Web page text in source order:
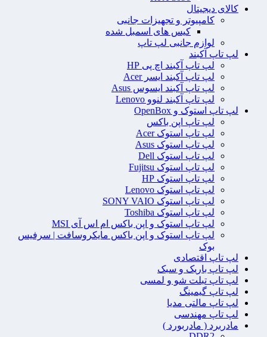
کالای دیجیتال
کامپیوتر و تجهیزات جانبی
کیس های اسمبل شده
لوازم جانبی لپ تاپ
لپ تاپ آکبند
لپ تاپ آکبند اچ پی HP
لپ تاپ آکبند ایسر Acer
لپ تاپ آکبند ایسوس Asus
لپ تاپ آکبند لنوو Lenovo
لپ تاپ استوک و OpenBox
لپ تاپ اپن باکس
لپ تاپ استوک Acer
لپ تاپ استوک Asus
لپ تاپ استوک Dell
لپ تاپ استوک Fujitsu
لپ تاپ استوک HP
لپ تاپ استوک Lenovo
لپ تاپ استوک SONY VAIO
لپ تاپ استوک Toshiba
لپ تاپ استوک و اپن باکس ام اس آی MSI
لپ تاپ استوک و اپن باکس مایکروسافت | سرفیس
بوک
لپ تاپ اقتصادی
لپ تاپ باریک و سبک
لپ تاپ تبلت شو و لمسی
لپ تاپ گیمینگ
لپ تاپ مالتی مدیا
لپ تاپ مهندسی
مادربرد ( مادربورد )